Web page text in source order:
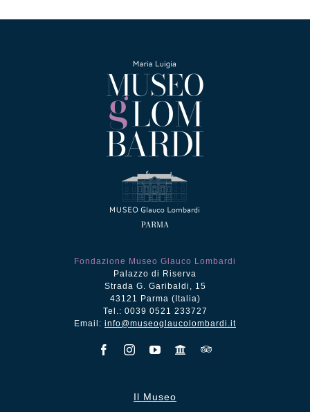
Fondazione Museo Glauco Lombardi
Palazzo di Riserva
Strada G. Garibaldi, 15
43121 Parma (Italia)
Tel.: 0039 0521 233727
Email: info@museoglaucolombardi.it
Il Museo